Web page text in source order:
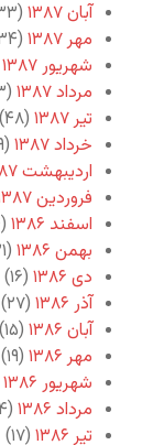
آبان ۱۳۸۷
(۳۳)
مهر ۱۳۸۷
(۳۴)
شهریور ۱۳۸۷
مرداد ۱۳۸۷
(۴۳)
تیر ۱۳۸۷
(۴۸)
خرداد ۱۳۸۷
(۲۹)
اردیبهشت ۱۳۸۷
فروردین ۱۳۸۷
اسفند ۱۳۸۶
(۲۴)
بهمن ۱۳۸۶
(۲۱)
دی ۱۳۸۶
(۱۶)
آذر ۱۳۸۶
(۲۷)
آبان ۱۳۸۶
(۱۵)
مهر ۱۳۸۶
(۱۹)
شهریور ۱۳۸۶
مرداد ۱۳۸۶
(۱۴)
تیر ۱۳۸۶
(۱۷)